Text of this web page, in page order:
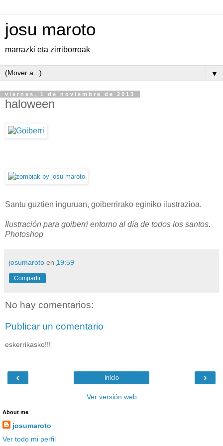
josu maroto
marrazki eta zirriborroak
▼
viernes, 1 de noviembre de 2013
haloween
Santu guztien inguruan, goiberrirako eginiko ilustrazioa.
Ilustración para goiberri entorno al día de todos los santos.
Photoshop
josumaroto en 19:59
Compartir
No hay comentarios:
Publicar un comentario
eskerrikasko!!!
‹ ›
Inicio
Ver versión web
About me
josumaroto
Ver todo mi perfil